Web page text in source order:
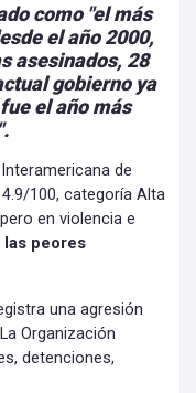
como "el más
el año 2000,
asesinados, 28
gobierno ya
el año más
de
100, categoría Alta
en violencia e
las peores
una agresión
Organización
detenciones,